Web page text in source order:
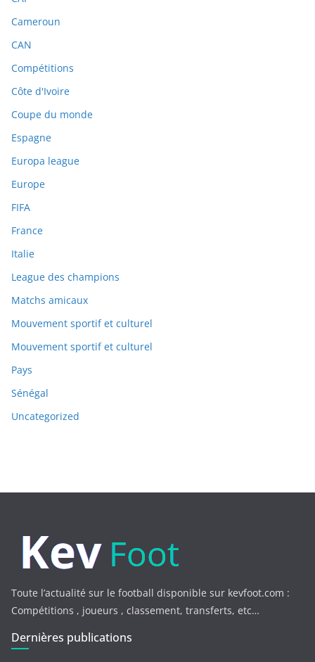
Cameroun
CAN
Compétitions
Côte d'Ivoire
Coupe du monde
Espagne
Europa league
Europe
FIFA
France
Italie
League des champions
Matchs amicaux
Mouvement sportif et culturel
Mouvement sportif et culturel
Pays
Sénégal
Uncategorized
Toute l’actualité sur le football disponible sur kevfoot.com :
Compétitions , joueurs , classement, transferts, etc…
Dernières publications